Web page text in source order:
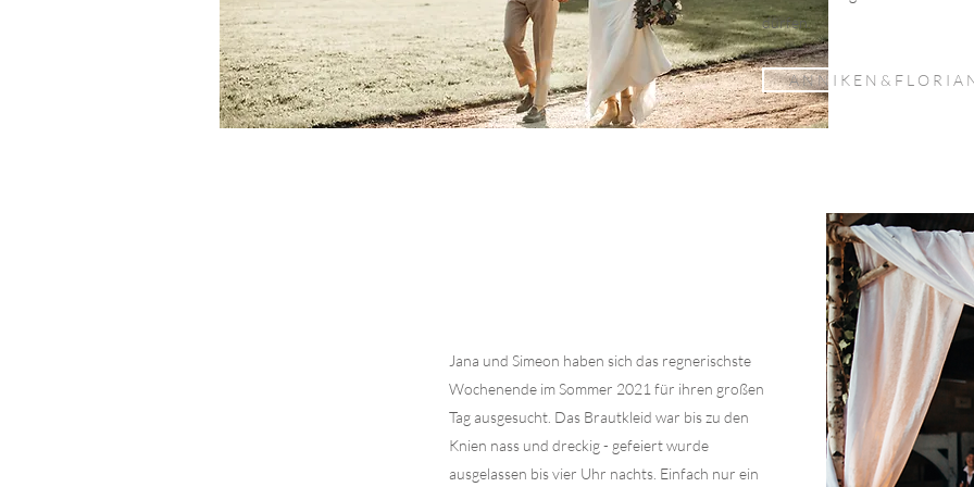
dürfen.
A N N I K E N & F L O R I A
Jana und Simeon haben sich das regnerischste
Wochenende im Sommer 2021 für ihren großen
Tag ausgesucht. Das Brautkleid war bis zu den
Knien nass und dreckig - gefeiert wurde
ausgelassen bis vier Uhr nachts. Einfach nur ein